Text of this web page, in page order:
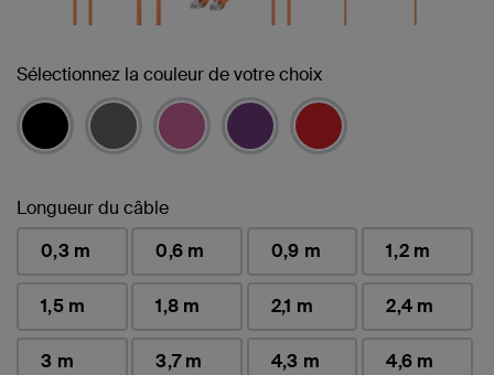
Sélectionnez la couleur de votre choix
Longueur du câble
0,3 m
0,6 m 0,9 m 1,2 m
1,5 m 1,8 m 2,1 m 2,4 m
3 m 3,7 m 4,3 m 4,6 m